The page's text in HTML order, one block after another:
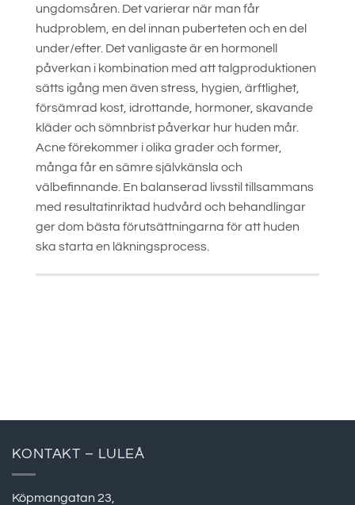
ungdomsåren. Det varierar när man får
hudproblem, en del innan puberteten och en del
under/efter. Det vanligaste är en hormonell
påverkan i kombination med att talgproduktionen
sätts igång men även stress, hygien, ärftlighet,
försämrad kost, idrottande, hormoner, skavande
kläder och sömnbrist påverkar hur huden mår.
Acne förekommer i olika grader och former,
många får en sämre självkänsla och
välbefinnande. En balanserad livsstil tillsammans
med resultatinriktad hudvård och behandlingar
ger dom bästa förutsättningarna för att huden
ska starta en läkningsprocess.
KONTAKT – LULEÅ
Köpmangatan 23,